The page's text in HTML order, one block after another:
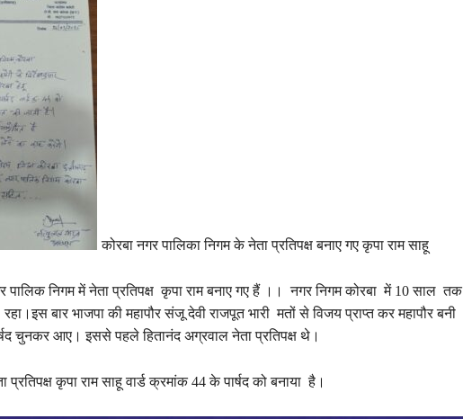
कोरबा नगर पालिका निगम के नेता प्रतिपक्ष बनाए गए कृपा राम साहू
पालिक निगम में नेता प्रतिपक्ष कृपा राम बनाए गए हैं ।। नगर निगम कोरबा में 10 साल तक
बार भाजपा की महापौर संजू देवी राजपूत भारी मतों से विजय प्राप्त कर महापौर बनी
चुनकर आए। इससे पहले हितानंद अग्रवाल नेता प्रतिपक्ष थे।
कृपा राम साहू वार्ड क्रमांक 44 के पार्षद को बनाया है।